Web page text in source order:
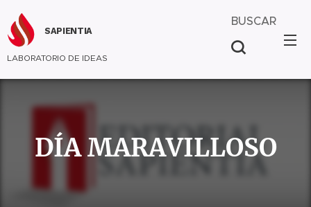
SAPIENTIA
LABORATORIO DE IDEAS
BUSCAR
DÍA MARAVILLOSO